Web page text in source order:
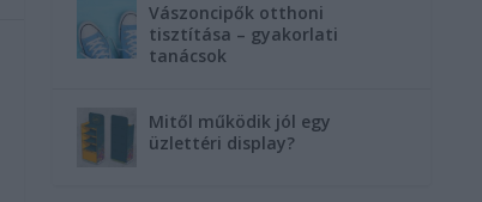
Vászoncipők otthoni
tisztítása – gyakorlati
tanácsok
Mitől működik jól egy
üzlettéri display?